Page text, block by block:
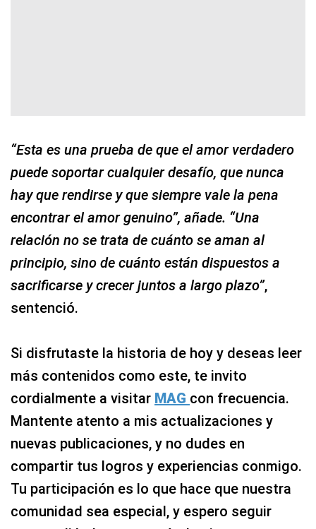
“Esta es una prueba de que el amor verdadero
puede soportar cualquier desafío, que nunca
hay que rendirse y que siempre vale la pena
encontrar el amor genuino”, añade. “Una
relación no se trata de cuánto se aman al
principio, sino de cuánto están dispuestos a
sacrificarse y crecer juntos a largo plazo”,
sentenció.
Si disfrutaste la historia de hoy y deseas leer
más contenidos como este, te invito
cordialmente a visitar MAG con frecuencia.
Mantente atento a mis actualizaciones y
nuevas publicaciones, y no dudes en
compartir tus logros y experiencias conmigo.
Tu participación es lo que hace que nuestra
comunidad sea especial, y espero seguir